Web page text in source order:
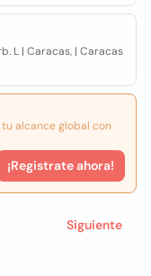
L | Caracas, | Caracas
alcance global con
¡Registrate ahora!
Siguiente